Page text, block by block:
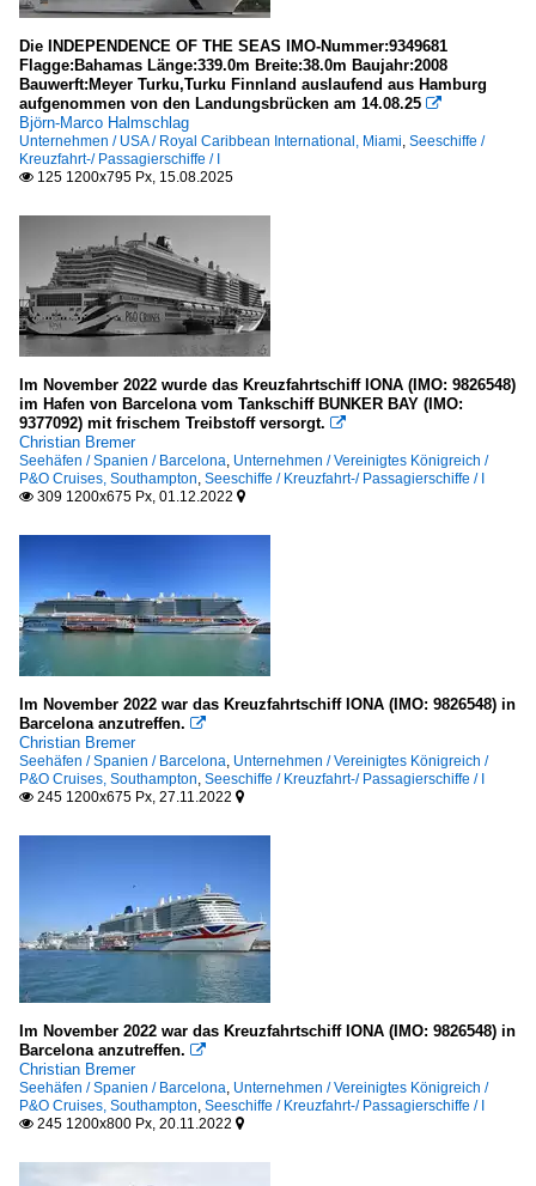
Vereinigtes Königreich etc.
Southhampton
Seeschiffe
G
MEIN SCHIFF ...
Sonstiges
Galerien
Schiffsdetails
Stimmungsbilder
USA
Royal Caribbean International, Miami
Vereinigtes Königreich
P&O Cruises, Southampton
Die INDEPENDENCE OF THE SEAS IMO-Nummer:9349681
Flagge:Bahamas Länge:339.0m Breite:38.0m Baujahr:2008
Bauwerft:Meyer Turku,Turku Finnland auslaufend aus Hamburg
aufgenommen von den Landungsbrücken am 14.08.25 
Björn-Marco Halmschlag
Unternehmen / USA / Royal Caribbean International, Miami, Seeschiffe /
Kreuzfahrt-/ Passagierschiffe / I
 125 1200x795 Px, 15.08.2025
Im November 2022 wurde das Kreuzfahrtschiff IONA (IMO: 9826548)
im Hafen von Barcelona vom Tankschiff BUNKER BAY (IMO:
9377092) mit frischem Treibstoff versorgt. 
Christian Bremer
Seehäfen / Spanien / Barcelona, Unternehmen / Vereinigtes Königreich /
P&O Cruises, Southampton, Seeschiffe / Kreuzfahrt-/ Passagierschiffe / I
 309 1200x675 Px, 01.12.2022 
Im November 2022 war das Kreuzfahrtschiff IONA (IMO: 9826548) in
Barcelona anzutreffen. 
Christian Bremer
Seehäfen / Spanien / Barcelona, Unternehmen / Vereinigtes Königreich /
P&O Cruises, Southampton, Seeschiffe / Kreuzfahrt-/ Passagierschiffe / I
 245 1200x675 Px, 27.11.2022 
Im November 2022 war das Kreuzfahrtschiff IONA (IMO: 9826548) in
Barcelona anzutreffen. 
Christian Bremer
Seehäfen / Spanien / Barcelona, Unternehmen / Vereinigtes Königreich /
P&O Cruises, Southampton, Seeschiffe / Kreuzfahrt-/ Passagierschiffe / I
 245 1200x800 Px, 20.11.2022 